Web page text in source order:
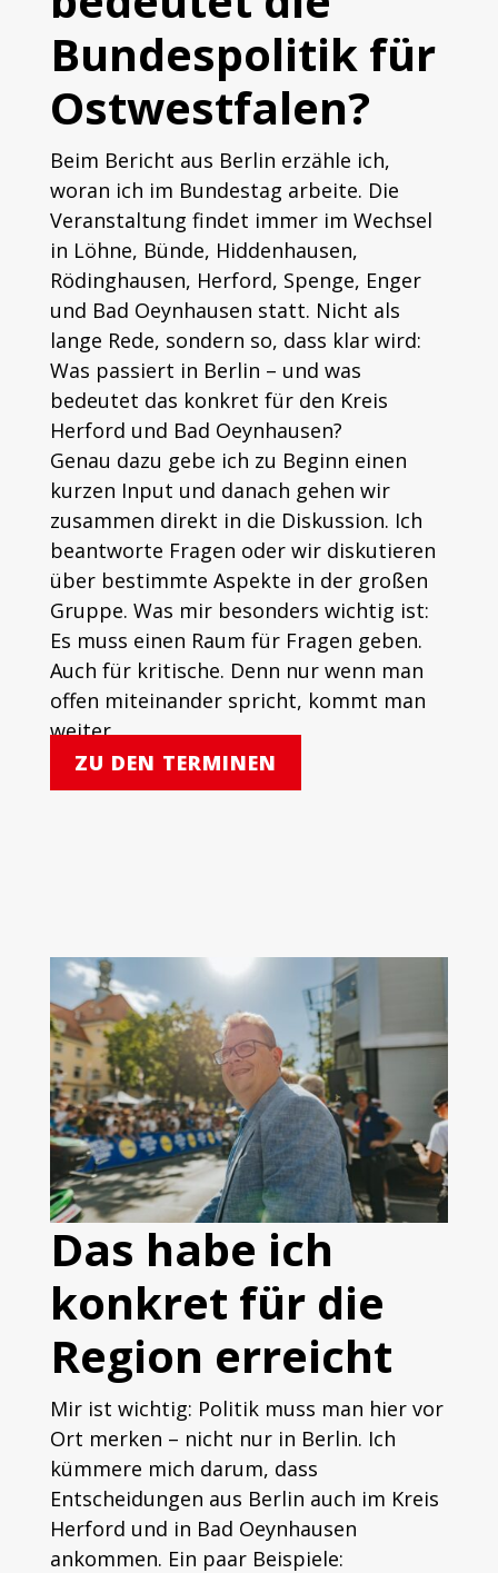
Bundespolitik für
Ostwestfalen?
Beim Bericht aus Berlin erzähle ich,
woran ich im Bundestag arbeite. Die
Veranstaltung findet immer im Wechsel
in Löhne, Bünde, Hiddenhausen,
Rödinghausen, Herford, Spenge, Enger
und Bad Oeynhausen statt. Nicht als
lange Rede, sondern so, dass klar wird:
Was passiert in Berlin – und was
bedeutet das konkret für den Kreis
Herford und Bad Oeynhausen?
Genau dazu gebe ich zu Beginn einen
kurzen Input und danach gehen wir
zusammen direkt in die Diskussion. Ich
beantworte Fragen oder wir diskutieren
über bestimmte Aspekte in der großen
Gruppe. Was mir besonders wichtig ist:
Es muss einen Raum für Fragen geben.
Auch für kritische. Denn nur wenn man
offen miteinander spricht, kommt man
weiter.
ZU DEN TERMINEN
Das habe ich
konkret für die
Region erreicht
Mir ist wichtig: Politik muss man hier vor
Ort merken – nicht nur in Berlin. Ich
kümmere mich darum, dass
Entscheidungen aus Berlin auch im Kreis
Herford und in Bad Oeynhausen
ankommen. Ein paar Beispiele: